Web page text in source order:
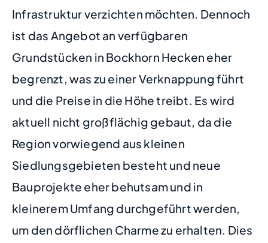
Infrastruktur verzichten möchten. Dennoch
ist das Angebot an verfügbaren
Grundstücken in Bockhorn Hecken eher
begrenzt, was zu einer Verknappung führt
und die Preise in die Höhe treibt. Es wird
aktuell nicht großflächig gebaut, da die
Region vorwiegend aus kleinen
Siedlungsgebieten besteht und neue
Bauprojekte eher behutsam und in
kleinerem Umfang durchgeführt werden,
um den dörflichen Charme zu erhalten. Dies